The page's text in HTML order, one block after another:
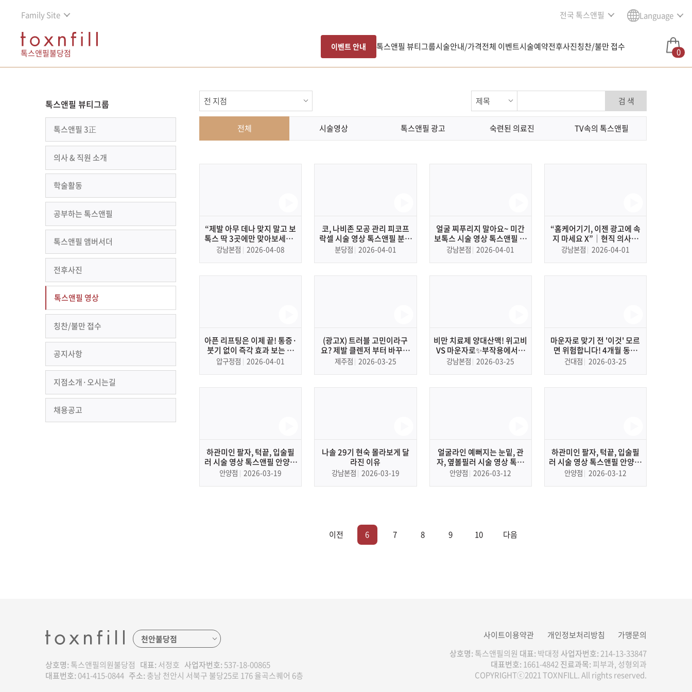
Family Site 전국 톡스앤필 Language
톡스앤필불당점
이벤트 안내 톡스앤필 뷰티그룹시술안내/가격전체 이벤트시술예약전후사진칭찬/불만 접수 0
톡스앤필 뷰티그룹
톡스앤필 3正
의사 & 직원 소개
학술활동
공부하는 톡스앤필
톡스앤필 앰버서더
전후사진
톡스앤필 영상
칭찬/불만 접수
공지사항
지점소개·오시는길
채용공고
검 색
전체 시술영상 톡스앤필 광고 숙련된 의료진 TV속의 톡스앤필
“제발 아무 데나 맞지 말고 보
톡스 딱 3곳에만 맞아보세요”
보톡스 효과, 보톡스 부작용,
습니다.
강남본점 2026-04-08
코, 나비존 모공 관리 피코프
락셀 시술 영상 톡스앤필 분당
점 분당 피부과, 피부관리
분당점 2026-04-01
얼굴 찌푸리지 말아요~ 미간
보톡스 시술 영상 톡스앤필 강
남본점 강남 피부과, 보톡스
강남본점 2026-04-01
“홈케어기기, 이젠 광고에 속
지 마세요 X”│현직 의사가
말하는 홈디바이스 똑똑하게
강남본점 2026-04-01
아픈 리프팅은 이제 끝! 통증·
붓기 없이 즉각 효과 보는 온
다의 비밀
압구정점 2026-04-01
(광고X) 트러블 고민이라구
요? 제발 클렌저 부터 바꾸세
요｜클렌징폼추천, 클렌징폼,
제주점 2026-03-25
비만 치료제 양대산맥! 위고비
VS 마운자로✨부작용에서부
터 효과까지 전격 비교해 봤습
강남본점 2026-03-25
마운자로 맞기 전 '이것' 모르
면 위험합니다! 4개월 동안
10kg 뺀 의사가 알려주는 효
건대점 2026-03-25
하관미인 팔자, 턱끝, 입술필
러 시술 영상 톡스앤필 안양점
산본 피부과, 필러
안양점 2026-03-19
나솔 29기 현숙 몰라보게 달
라진 이유
강남본점 2026-03-19
얼굴라인 예뻐지는 눈밑, 관
자, 옆볼필러 시술 영상 톡스
앤필 안양점 안양 피부과, 필
안양점 2026-03-12
하관미인 팔자, 턱끝, 입술필
러 시술 영상 톡스앤필 안양점
산본 피부과, 필러
안양점 2026-03-12
이전 6 7 8 9 10 다음
상호명: 톡스앤필의원불당점 대표: 서정호 사업자번호: 537-18-00865
대표번호: 041-415-0844 주소: 충남 천안시 서북구 불당25로 176 율곡스퀘어 6층
사이트이용약관 개인정보처리방침
가맹문의
상호명: 톡스앤필의원 대표: 박대정 사업자번호: 214-13-33847
대표번호: 1661-4842진료과목: 피부과, 성형외과
COPYRIGHTⓒ2021 TOXNFILL. All rights reserved.